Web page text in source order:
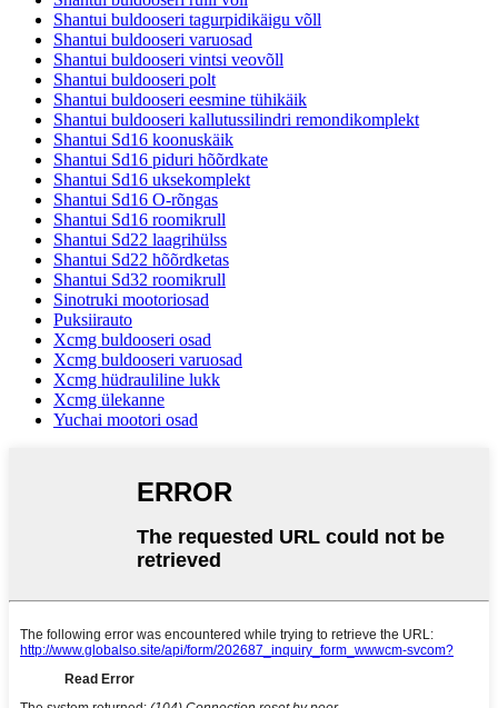
Shantui buldooseri tagurpidikäigu võll
Shantui buldooseri varuosad
Shantui buldooseri vintsi veovõll
Shantui buldooseri polt
Shantui buldooseri eesmine tühikäik
Shantui buldooseri kallutussilindri remondikomplekt
Shantui Sd16 koonuskäik
Shantui Sd16 piduri hõõrdkate
Shantui Sd16 uksekomplekt
Shantui Sd16 O-rõngas
Shantui Sd16 roomikrull
Shantui Sd22 laagrihülss
Shantui Sd22 hõõrdketas
Shantui Sd32 roomikrull
Sinotruki mootoriosad
Puksiirauto
Xcmg buldooseri osad
Xcmg buldooseri varuosad
Xcmg hüdrauliline lukk
Xcmg ülekanne
Yuchai mootori osad